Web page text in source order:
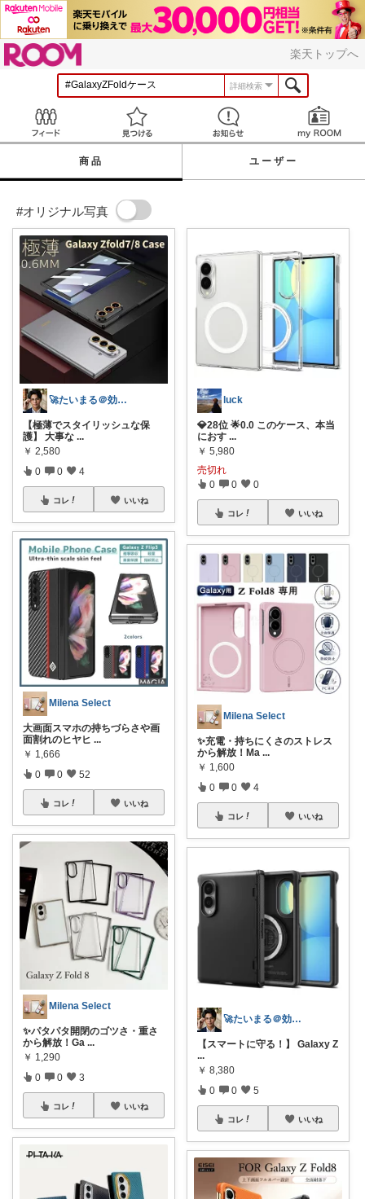
楽天トップへ
詳細検索
見つける お知らせ
商品 ユーザー
#オリジナル写真
🚀たいまる＠効率至上主義のセレクトニキ
【極薄でスタイリッシュな保
護】 大事な ...
￥ 2,580
0 0 4
コレ いいね
Milena Select
大画面スマホの持ちづらさや画
面割れのヒヤヒ ...
￥ 1,666
0 0 52
コレ いいね
Milena Select
✨パタパタ開閉のゴツさ・重さ
から解放！Ga ...
￥ 1,290
0 0 3
コレ いいね
luck
💎28位 🌟0.0 このケース、本当
におす ...
￥ 5,980
売切れ
0 0 0
コレ いいね
Milena Select
✨充電・持ちにくさのストレス
から解放！Ma ...
￥ 1,600
0 0 4
コレ いいね
🚀たいまる＠効率至上主義のセレクトニキ
【スマートに守る！】 Galaxy Z
...
￥ 8,380
0 0 5
コレ いいね